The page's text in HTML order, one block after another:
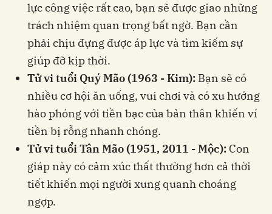
lực công việc rất cao, bạn sẽ được giao những
trách nhiệm quan trọng bất ngờ. Bạn cần
phải chịu đựng được áp lực và tìm kiếm sự
giúp đỡ kịp thời.
Tử vi tuổi Quý Mão (1963 - Kim): Bạn sẽ có
nhiều cơ hội ăn uống, vui chơi và có xu hướng
hào phóng với tiền bạc của bản thân khiến ví
tiền bị rỗng nhanh chóng.
Tử vi tuổi Tân Mão (1951, 2011 - Mộc): Con
giáp này có cảm xúc thất thường hơn cả thời
tiết khiến mọi người xung quanh choáng
ngợp.